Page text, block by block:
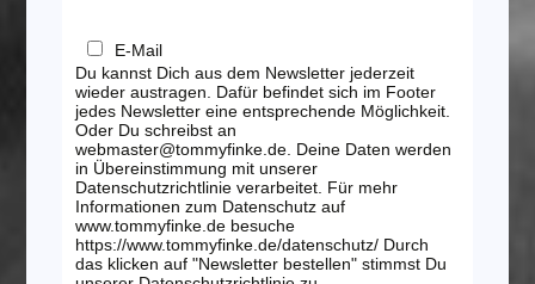
E-Mail
Du kannst Dich aus dem Newsletter jederzeit
wieder austragen. Dafür befindet sich im Footer
jedes Newsletter eine entsprechende Möglichkeit.
Oder Du schreibst an
webmaster@tommyfinke.de. Deine Daten werden
in Übereinstimmung mit unserer
Datenschutzrichtlinie verarbeitet. Für mehr
Informationen zum Datenschutz auf
www.tommyfinke.de besuche
https://www.tommyfinke.de/datenschutz/ Durch
das klicken auf "Newsletter bestellen" stimmst Du